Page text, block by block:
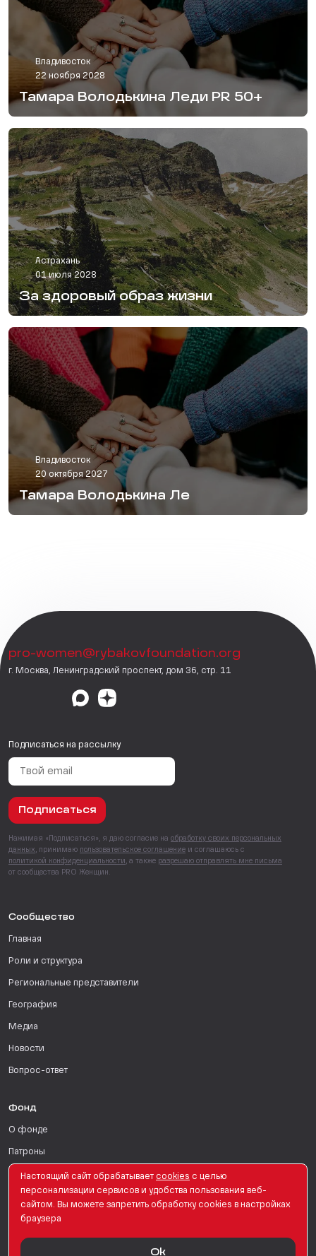
Владивосток
22 ноября 2028
Тамара Володькина Леди PR 50+
Астрахань
01 июля 2028
За здоровый образ жизни
Владивосток
20 октября 2027
Тамара Володькина Ле
pro-women@rybakovfoundation.org
г. Москва, Ленинградский проспект, дом 36, стр. 11
Подписаться на рассылку
Подписаться
Нажимая «Подписаться», я даю согласие на обработку своих персональных
данных , принимаю пользовательское соглашение и соглашаюсь с
политикой конфиденциальности , а также разрешаю отправлять мне письма
от сообщества PRO Женщин.
Сообщество
Главная
Роли и структура
Региональные представители
География
Медиа
Новости
Вопрос-ответ
Фонд
О фонде
Патроны
Поддержать
Для СМИ
Настоящий сайт обрабатывает сookies с целью
персонализации сервисов и удобства пользования веб-
сайтом. Вы можете запретить обработку сookies в настройках
браузера
Ok